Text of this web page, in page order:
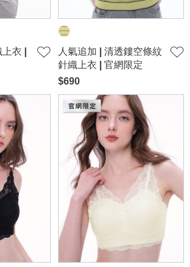
衣 |
人氣追加 | 清透鏤空條紋
針織上衣 | 官網限定
$690